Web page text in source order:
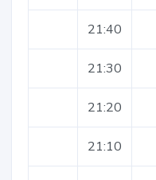
21:40
21:30
21:20
21:10